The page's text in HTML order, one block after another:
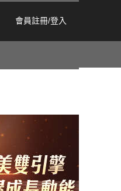
會員註冊/登入